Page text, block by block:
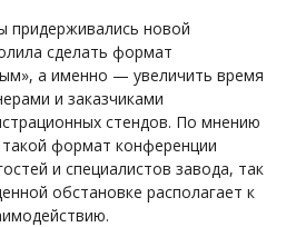
придерживались новой
сделать формат
а именно — увеличить время
и заказчиками
стендов. По мнению
формат конференции
и специалистов завода, так
обстановке располагает к